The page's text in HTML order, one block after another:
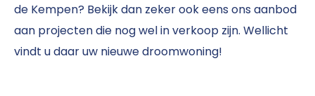
de Kempen? Bekijk dan zeker ook eens ons aanbod
aan projecten die nog wel in verkoop zijn. Wellicht
vindt u daar uw nieuwe droomwoning!